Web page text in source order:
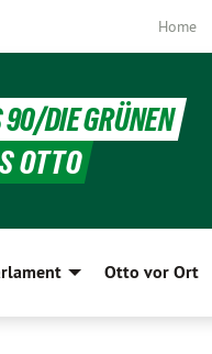
Home
DIE GRÜNEN
OTTO
Otto vor Ort